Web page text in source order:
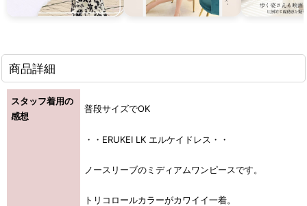
商品詳細
スタッフ着用の
感想
普段サイズでOK
・・ERUKEI LK エルケイドレス・・
ノースリーブのミディアムワンピースです。
トリコロールカラーがカワイイ一着。